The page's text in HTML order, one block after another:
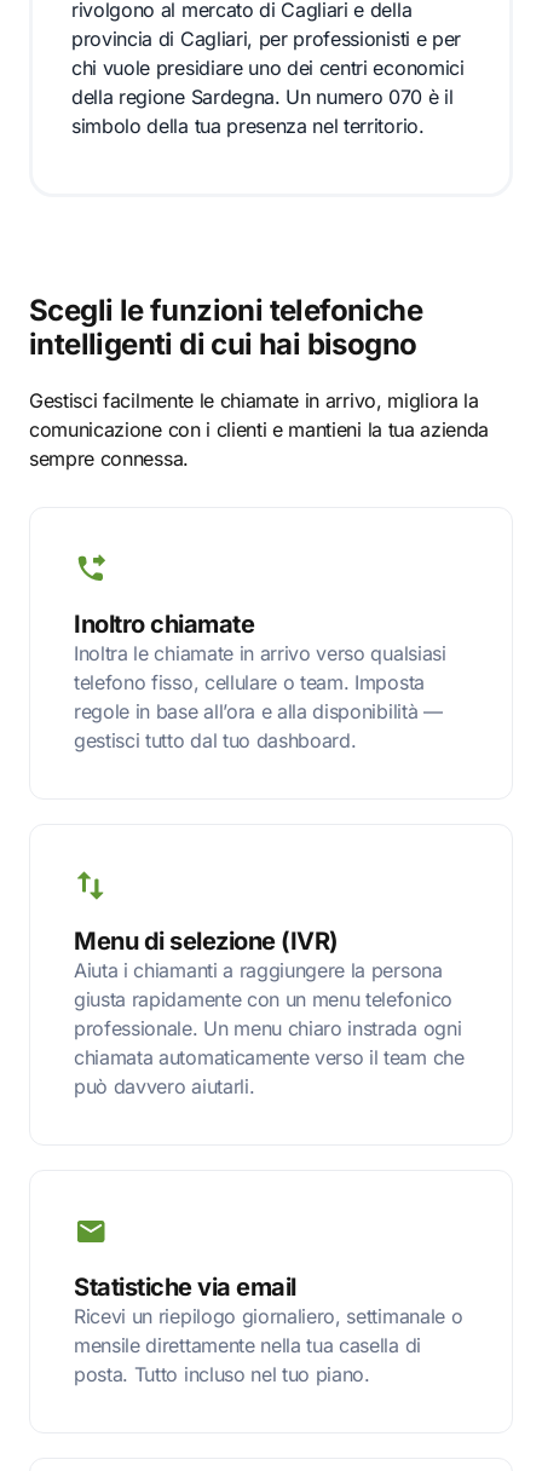
rivolgono al mercato di Cagliari e della
provincia di Cagliari, per professionisti e per
chi vuole presidiare uno dei centri economici
della regione Sardegna. Un numero 070 è il
simbolo della tua presenza nel territorio.
Scegli le funzioni telefoniche
intelligenti di cui hai bisogno
Gestisci facilmente le chiamate in arrivo, migliora la
comunicazione con i clienti e mantieni la tua azienda
sempre connessa.
Inoltro chiamate
Inoltra le chiamate in arrivo verso qualsiasi
telefono fisso, cellulare o team. Imposta
regole in base all’ora e alla disponibilità —
gestisci tutto dal tuo dashboard.
Menu di selezione (IVR)
Aiuta i chiamanti a raggiungere la persona
giusta rapidamente con un menu telefonico
professionale. Un menu chiaro instrada ogni
chiamata automaticamente verso il team che
può davvero aiutarli.
Statistiche via email
Ricevi un riepilogo giornaliero, settimanale o
mensile direttamente nella tua casella di
posta. Tutto incluso nel tuo piano.